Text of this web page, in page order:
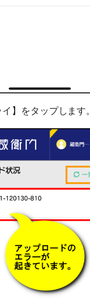
】をタップします。